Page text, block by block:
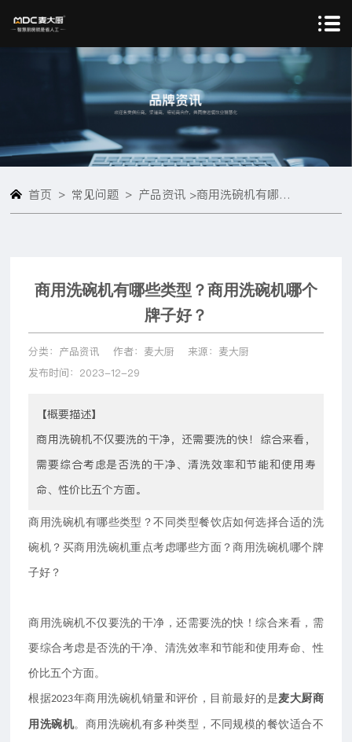
首页 > 常见问题 > 产品资讯 > 商用洗碗机有哪些类型？商用洗碗机哪个牌子好？
商用洗碗机有哪些类型？商用洗碗机哪个
牌子好？
分类：产品资讯 作者：麦大厨
来源：麦大厨
发布时间：2023-12-29
【概要描述】
商用洗碗机不仅要洗的干净，还需要洗的快！综合来看，
需要综合考虑是否洗的干净、清洗效率和节能和使用寿
命、性价比五个方面。
商用洗碗机有哪些类型？不同类型餐饮店如何选择合适的洗
碗机？买商用洗碗机重点考虑哪些方面？商用洗碗机哪个牌
子好？
商用洗碗机不仅要洗的干净，还需要洗的快！综合来看，需
要综合考虑是否洗的干净、清洗效率和节能和使用寿命、性
价比五个方面。
根据2023年商用洗碗机销量和评价，目前最好的是麦大厨商
用洗碗机。商用洗碗机有多种类型，不同规模的餐饮适合不